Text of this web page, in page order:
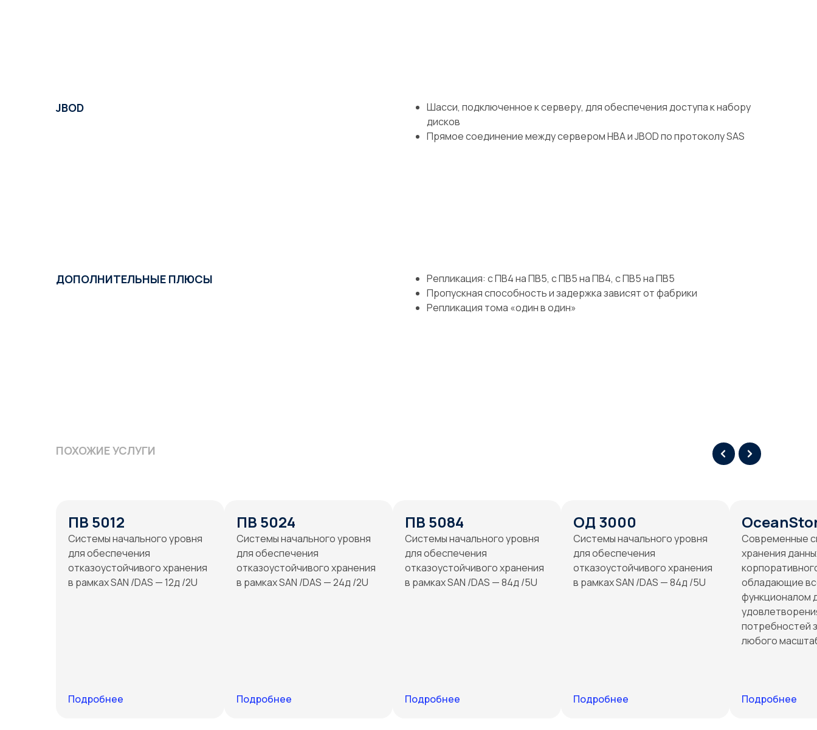
Шасси, подключенное к серверу, для обеспечения доступа к набору
дисков
Прямое соединение между сервером НВА и JBOD по протоколу SAS
JBOD
Репликация: с ПВ4 на ПВ5, с ПВ5 на ПВ4, с ПВ5 на ПВ5
Пропускная способность и задержка зависят от фабрики
Репликация тома «один в один»
ДОПОЛНИТЕЛЬНЫЕ ПЛЮСЫ
ПОХОЖИЕ УСЛУГИ
ПВ 5012
Системы начального уровня
для обеспечения
отказоустойчивого хранения
в рамках SAN /DAS — 12д /2U
Подробнее
ПВ 5024
Системы начального уровня
для обеспечения
отказоустойчивого хранения
в рамках SAN /DAS — 24д /2U
Подробнее
ПВ 5084
Системы начального уровня
для обеспечения
отказоустойчивого хранения
в рамках SAN /DAS — 84д /5U
Подробнее
ОД 3000
Системы начального уровня
для обеспечения
отказоустойчивого хранения
в рамках SAN /DAS — 84д /5U
Подробнее
Cовременные
хранения
обладающие
функционалом
потребностей
любого
Подробнее